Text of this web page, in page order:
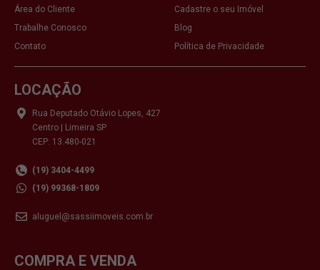
Área do Cliente
Cadastre o seu Imóvel
Trabalhe Conosco
Blog
Contato
Política de Privacidade
LOCAÇÃO
Rua Deputado Otávio Lopes, 427
Centro | Limeira SP
CEP: 13.480-021
(19) 3404-4499
(19) 99368-1809
aluguel@sassiimoveis.com.br
COMPRA E VENDA